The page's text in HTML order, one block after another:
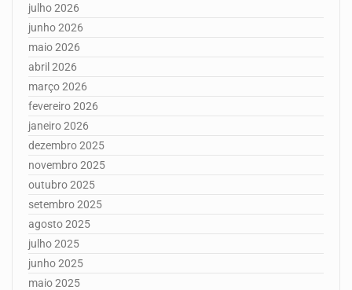
julho 2026
junho 2026
maio 2026
abril 2026
março 2026
fevereiro 2026
janeiro 2026
dezembro 2025
novembro 2025
outubro 2025
setembro 2025
agosto 2025
julho 2025
junho 2025
maio 2025